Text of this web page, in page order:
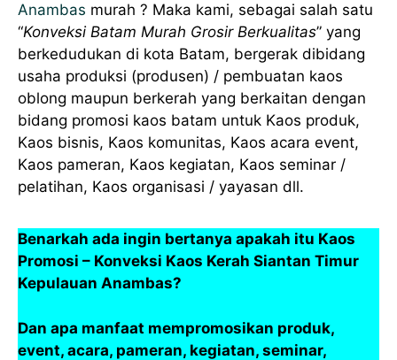
Anambas murah ? Maka kami, sebagai salah satu
“Konveksi Batam Murah Grosir Berkualitas” yang
berkedudukan di kota Batam, bergerak dibidang
usaha produksi (produsen) / pembuatan kaos
oblong maupun berkerah yang berkaitan dengan
bidang promosi kaos batam untuk Kaos produk,
Kaos bisnis, Kaos komunitas, Kaos acara event,
Kaos pameran, Kaos kegiatan, Kaos seminar /
pelatihan, Kaos organisasi / yayasan dll.
Benarkah ada ingin bertanya apakah itu Kaos
Promosi – Konveksi Kaos Kerah Siantan Timur
Kepulauan Anambas?
Dan apa manfaat mempromosikan produk,
event, acara, pameran, kegiatan, seminar,